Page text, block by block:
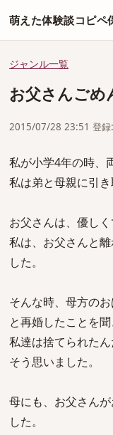
萌えた体験談コピペ
ジャンル一覧
お父さんごめ
2015/07/28 23:51 登録
私が小学4年の時、
私は弟と母親に引き
お父さんは、優し
私は、お父さんと
した。
そんな時、母方の
と再婚したことを聞
私達は捨てられたん
そう思いました。
母にも、お父さん
した。